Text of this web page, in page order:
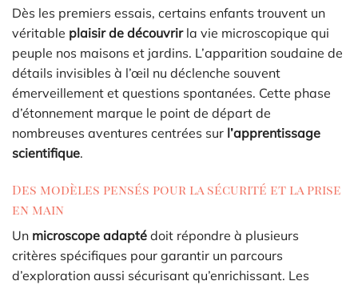
Dès les premiers essais, certains enfants trouvent un
véritable plaisir de découvrirla vie microscopique qui
peuple nos maisons et jardins. L’apparition soudaine de
détails invisibles à l’œil nu déclenche souvent
émerveillement et questions spontanées. Cette phase
d’étonnement marque le point de départ de
nombreuses aventures centrées sur l’apprentissage
scientifique.
Des modèles pensés pour la sécurité et la prise
en main
Un microscope adapté doit répondre à plusieurs
critères spécifiques pour garantir un parcours
d’exploration aussi sécurisant qu’enrichissant. Les